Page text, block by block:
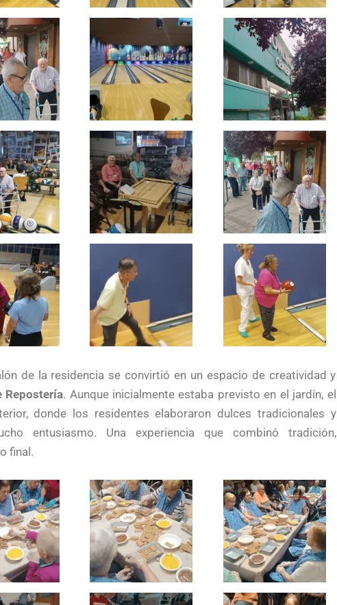
de la residencia se convirtió en un espacio de creatividad y
Repostería. Aunque inicialmente estaba previsto en el jardín, el
donde los residentes elaboraron dulces tradicionales y
entusiasmo. Una experiencia que combinó tradición,
final.